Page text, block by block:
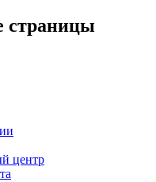
страницы
центр